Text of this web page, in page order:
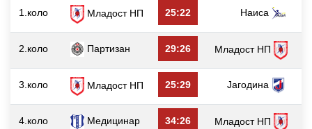
1.коло Младост НП 25:22 Наиса
2.коло Партизан 29:26 Младост НП
3.коло Младост НП 25:29 Јагодина
4.коло Медицинар 34:26 Младост НП